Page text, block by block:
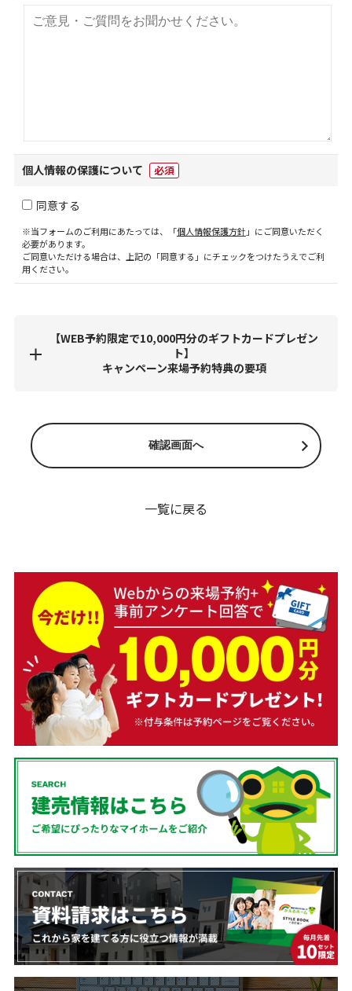
個人情報の保護について 必須
同意する
※当フォームのご利用にあたっては、「個人情報保護方針」にご同意いただく
必要があります。
ご同意いただける場合は、上記の「同意する」にチェックをつけたうえでご利
用ください。
【WEB予約限定で10,000円分のギフトカードプレゼン
ト】
キャンペーン来場予約特典の要項
一覧に戻る